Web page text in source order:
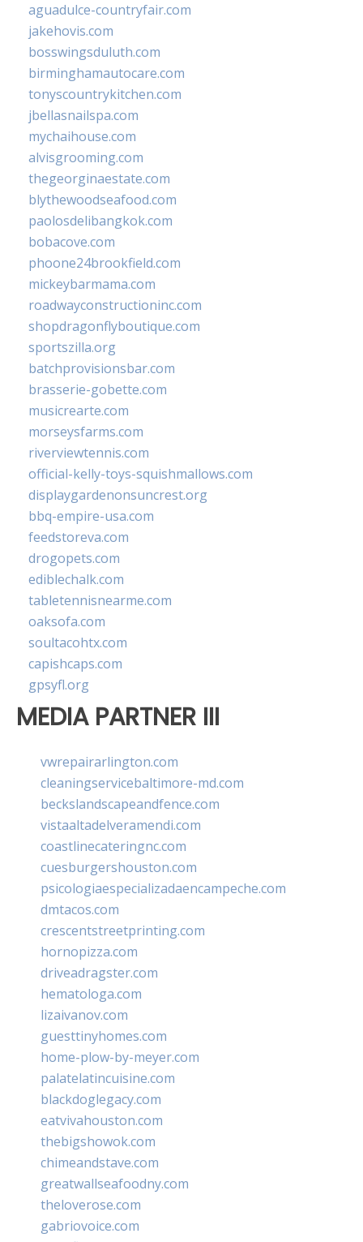
aguadulce-countryfair.com
jakehovis.com
bosswingsduluth.com
birminghamautocare.com
tonyscountrykitchen.com
jbellasnailspa.com
mychaihouse.com
alvisgrooming.com
thegeorginaestate.com
blythewoodseafood.com
paolosdelibangkok.com
bobacove.com
phoone24brookfield.com
mickeybarmama.com
roadwayconstructioninc.com
shopdragonflyboutique.com
sportszilla.org
batchprovisionsbar.com
brasserie-gobette.com
musicrearte.com
morseysfarms.com
riverviewtennis.com
official-kelly-toys-squishmallows.com
displaygardenonsuncrest.org
bbq-empire-usa.com
feedstoreva.com
drogopets.com
ediblechalk.com
tabletennisnearme.com
oaksofa.com
soultacohtx.com
capishcaps.com
gpsyfl.org
MEDIA PARTNER III
vwrepairarlington.com
cleaningservicebaltimore-md.com
beckslandscapeandfence.com
vistaaltadelveramendi.com
coastlinecateringnc.com
cuesburgershouston.com
psicologiaespecializadaencampeche.com
dmtacos.com
crescentstreetprinting.com
hornopizza.com
driveadragster.com
hematologa.com
lizaivanov.com
guesttinyhomes.com
home-plow-by-meyer.com
palatelatincuisine.com
blackdoglegacy.com
eatvivahouston.com
thebigshowok.com
chimeandstave.com
greatwallseafoodny.com
theloverose.com
gabriovoice.com